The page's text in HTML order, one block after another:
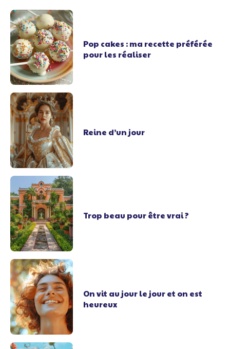
Pop cakes : ma recette préférée
pour les réaliser
Reine d’un jour
Trop beau pour être vrai ?
On vit au jour le jour et on est
heureux